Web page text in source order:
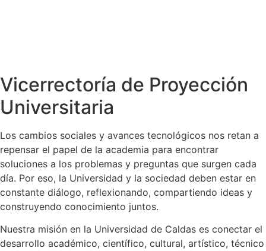
Vicerrectoría de Proyección
Universitaria
Los cambios sociales y avances tecnológicos nos retan a
repensar el papel de la academia para encontrar
soluciones a los problemas y preguntas que surgen cada
día. Por eso, la Universidad y la sociedad deben estar en
constante diálogo, reflexionando, compartiendo ideas y
construyendo conocimiento juntos.
Nuestra misión en la Universidad de Caldas es conectar el
desarrollo académico, científico, cultural, artístico, técnico